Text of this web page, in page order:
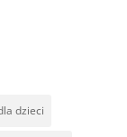
dzieci